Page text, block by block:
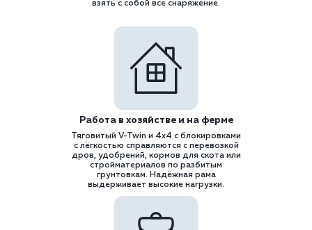
взять с собой всё снаряжение.
Работа в хозяйстве и на ферме
Тяговитый V-Twin и 4x4 с блокировками
с лёгкостью справляются с перевозкой
дров, удобрений, кормов для скота или
стройматериалов по разбитым
грунтовкам. Надёжная рама
выдерживает высокие нагрузки.